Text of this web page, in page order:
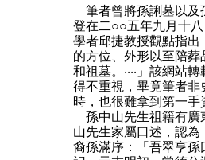
筆者曾將孫誗墓以及
登在二○○五年九月十
學者邱捷教授觀點指出
的方位、外形以至陪
和祖墓。‧‧‧‧」該網站
得不重視，畢竟筆者
時，也很難拿到第一手
孫中山先生祖籍有廣
山先生家屬口述，認
裔孫滿序：「吾翠亨